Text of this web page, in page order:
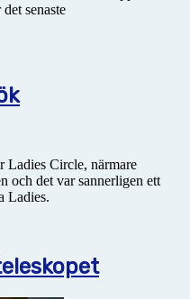
senaste
Ladies Circle, närmare
och det var sannerligen ett
Ladies.